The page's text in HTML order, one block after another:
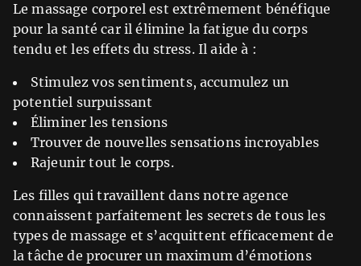
Le massage corporel est extrêmement bénéfique
pour la santé car il élimine la fatigue du corps
tendu et les effets du stress. Il aide à :
Stimulez vos sentiments, accumulez un
potentiel surpuissant
Éliminer les tensions
Trouver de nouvelles sensations incroyables
Rajeunir tout le corps.
Les filles qui travaillent dans notre agence
connaissent parfaitement les secrets de tous les
types de massage et s’acquittent efficacement de
la tâche de procurer un maximum d’émotions